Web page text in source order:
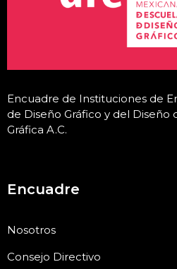
Encuadre de Instituciones de
de Diseño Gráfico y del Diseño
Gráfica A.C.
Encuadre
Nosotros
Consejo Directivo